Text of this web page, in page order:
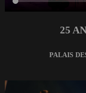
25
PALAIS